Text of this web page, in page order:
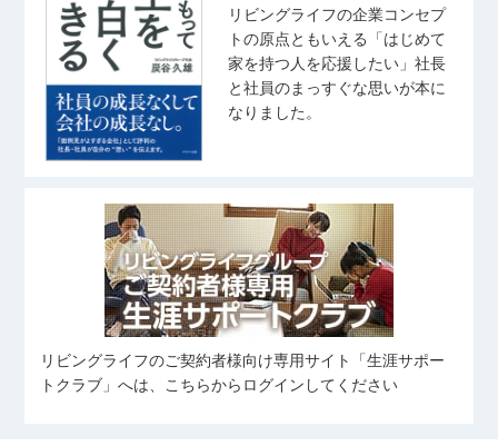
リビングライフの企業コンセプ
トの原点ともいえる「はじめて
家を持つ人を応援したい」社長
と社員のまっすぐな思いが本に
なりました。
リビングライフのご契約者様向け専用サイト「生涯サポー
トクラブ」へは、こちらからログインしてください